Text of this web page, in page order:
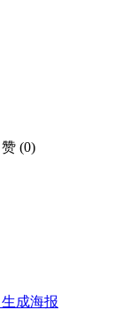
赞 (0)
生成海报